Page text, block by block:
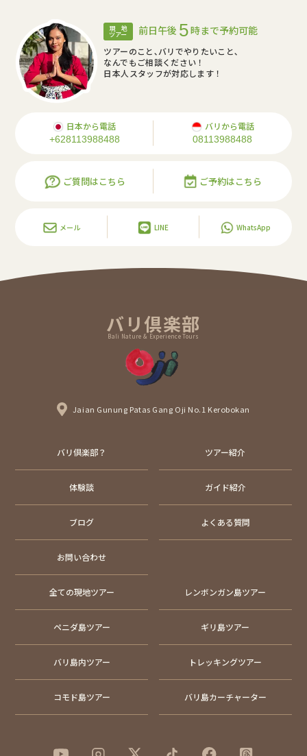
現 地
ツアー 前日午後 5時まで予約可能
ツアーのこと､バリでやりたいこと､
なんでもご相談ください！
日本人スタッフが対応します！
日本から電話
+628113988488
バリから電話
08113988488
ご質問はこちら ご予約はこちら
メール LINE WhatsApp
バリ倶楽部
Bali Nature & Experience Tours
Jaian Gunung Patas Gang Oji No.1 Kerobokan
バリ倶楽部？ ツアー紹介
体験談 ガイド紹介
ブログ よくある質問
お問い合わせ
全ての現地ツアー レンボンガン島ツアー
ペニダ島ツアー ギリ島ツアー
バリ島内ツアー トレッキングツアー
コモド島ツアー バリ島カーチャーター